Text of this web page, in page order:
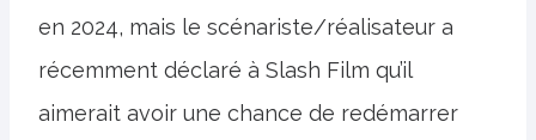
en 2024, mais le scénariste/réalisateur a
récemment déclaré à Slash Film qu’il
aimerait avoir une chance de redémarrer